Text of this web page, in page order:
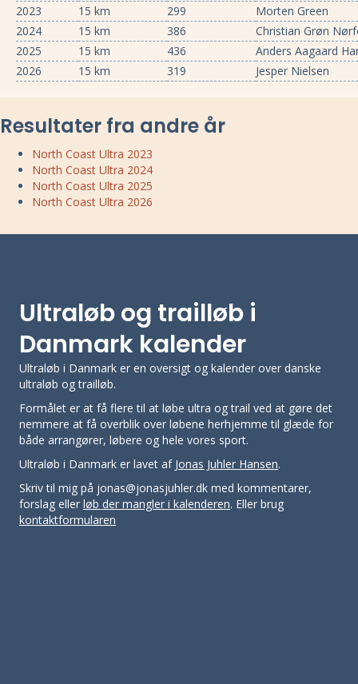
2023
15 km 299
Morten Green
2024
15 km 386
Christian Grøn
2025
15 km 436
Anders Aagaard
2026
15 km 319 Jesper Nielsen
Resultater fra andre år
North Coast Ultra 2023
North Coast Ultra 2024
North Coast Ultra 2025
North Coast Ultra 2026
Ultraløb og trailløb i
Danmark kalender
Ultraløb i Danmark er en oversigt og kalender over danske
ultraløb og trailløb.
Formålet er at få flere til at løbe ultra og trail ved at gøre det
nemmere at få overblik over løbene herhjemme til glæde for
både arrangører, løbere og hele vores sport.
Ultraløb i Danmark er lavet af Jonas Juhler Hansen.
Skriv til mig på jonas@jonasjuhler.dk med kommentarer,
forslag eller løb der mangler i kalenderen. Eller brug
kontaktformularen